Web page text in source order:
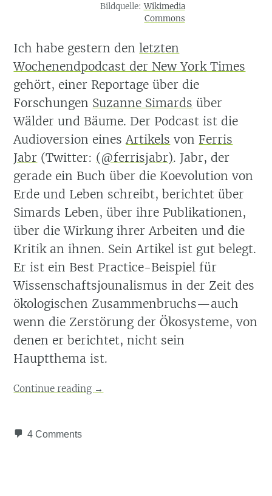
Bildquelle:Wikimedia
Commons
Ich habe gestern denletzten
Wochenendpodcast der New York Times
gehört, einer Reportage über die
Forschungen Suzanne Simards über
Wälder und Bäume. Der Podcast ist die
Audioversion einesArtikels von Ferris
Jabr (Twitter: (@ferrisjabr). Jabr, der
gerade ein Buch über die Koevolution von
Erde und Leben schreibt, berichtet über
Simards Leben, über ihre Publikationen,
über die Wirkung ihrer Arbeiten und die
Kritik an ihnen. Sein Artikel ist gut belegt.
Er ist ein Best Practice-Beispiel für
Wissenschaftsjounalismus in der Zeit des
ökologischen Zusammenbruchs—auch
wenn die Zerstörung der Ökosysteme, von
denen er berichtet, nicht sein
Hauptthema ist.
Continue reading →
4 Comments